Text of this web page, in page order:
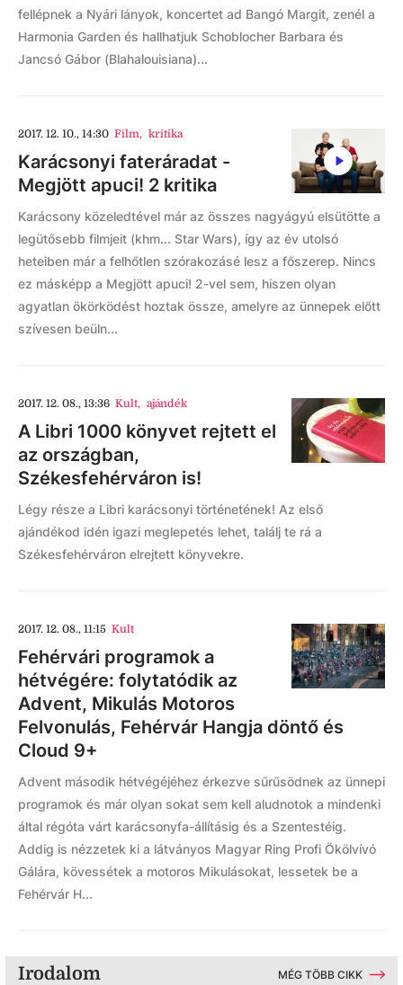
fellépnek a Nyári lányok, koncertet ad Bangó Margit, zenél a
Harmonia Garden és hallhatjuk Schoblocher Barbara és
Jancsó Gábor (Blahalouisiana)...
2017. 12. 10., 14:30 Film, kritika
Karácsonyi fateráradat -
Megjött apuci! 2 kritika
Karácsony közeledtével már az összes nagyágyú elsütötte a
legütősebb filmjeit (khm... Star Wars), így az év utolsó
heteiben már a felhőtlen szórakozásé lesz a főszerep. Nincs
ez másképp a Megjött apuci! 2-vel sem, hiszen olyan
agyatlan ökörködést hoztak össze, amelyre az ünnepek előtt
szívesen beüln...
2017. 12. 08., 13:36 Kult, ajándék
A Libri 1000 könyvet rejtett el
az országban,
Székesfehérváron is!
Légy része a Libri karácsonyi történetének! Az első
ajándékod idén igazi meglepetés lehet, találj te rá a
Székesfehérváron elrejtett könyvekre.
2017. 12. 08., 11:15 Kult
Fehérvári programok a
hétvégére: folytatódik az
Advent, Mikulás Motoros
Felvonulás, Fehérvár Hangja döntő és
Cloud 9+
Advent második hétvégéjéhez érkezve sűrűsödnek az ünnepi
programok és már olyan sokat sem kell aludnotok a mindenki
által régóta várt karácsonyfa-állításig és a Szentestéig.
Addig is nézzetek ki a látványos Magyar Ring Profi Ökölvívó
Gálára, kövessétek a motoros Mikulásokat, lessetek be a
Fehérvár H...
Irodalom MÉG TÖBB CIKK